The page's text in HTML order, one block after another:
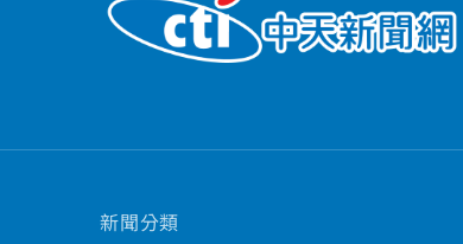
新聞分類